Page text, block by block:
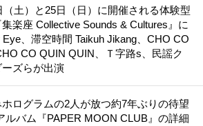
（土）と25日（日）に開催される体験型
楽座 Collective Sounds & Cultures』に
Eye、滞空時間 Taikuh Jikang、CHO CO
CO QUIN QUIN、Ｔ字路s、民謡ク
ーズらが出演
ログラムの2人が放つ約7年ぶりの待望
ルバム『PAPER MOON CLUB』の詳細